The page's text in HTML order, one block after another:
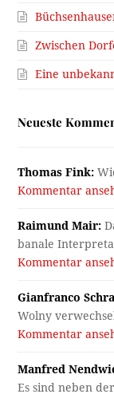
Zwischen
Eine
Neueste
Thomas Fink:
Kommentar
Raimund Mair:
banale
Kommentar
Gianfranco
Wolny
Kommentar
Manfred
Es sind neben